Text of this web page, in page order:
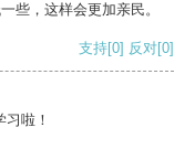
些，这样会更加亲民。
支持[0] 反对[0]
啦！